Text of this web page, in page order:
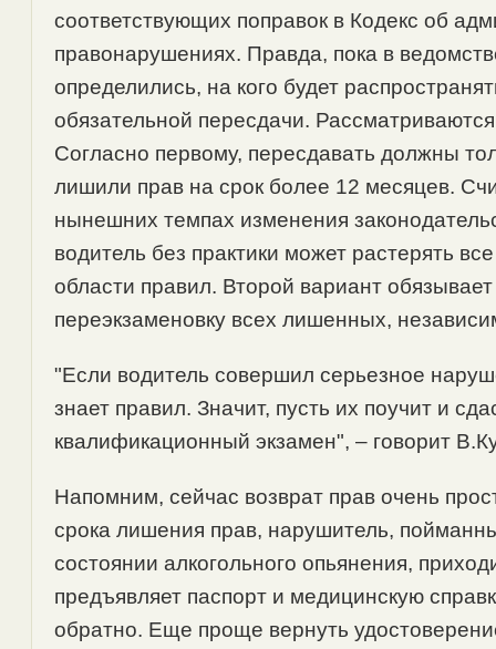
соответствующих поправок в Кодекс об
правонарушениях. Правда, пока в
определились, на кого будет
обязательной пересдачи.
Согласно первому, пересдавать должны
лишили прав на срок более 12 месяцев.
нынешних темпах изменения
водитель без практики может растерять
области правил. Второй вариант
переэкзаменовку всех лишенных,
"Если водитель совершил серьезное
знает правил. Значит, пусть их поучит и
квалификационный экзамен", – говорит
Напомним, сейчас возврат прав очень
срока лишения прав, нарушитель,
состоянии алкогольного опьянения,
предъявляет паспорт и медицинскую
обратно. Еще проще вернуть